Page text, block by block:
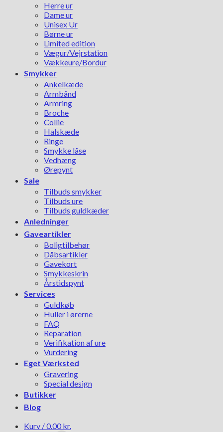
Herre ur
Dame ur
Unisex Ur
Børne ur
Limited edition
Vægur/Vejrstation
Vækkeure/Bordur
Smykker
Ankelkæde
Armbånd
Armring
Broche
Collie
Halskæde
Ringe
Smykke låse
Vedhæng
Ørepynt
Sale
Tilbuds smykker
Tilbuds ure
Tilbuds guldkæder
Anledninger
Gaveartikler
Boligtilbehør
Dåbsartikler
Gavekort
Smykkeskrin
Årstidspynt
Services
Guldkøb
Huller i ørerne
FAQ
Reparation
Verifikation af ure
Vurdering
Eget Værksted
Gravering
Special design
Butikker
Blog
Kurv /0.00 kr.